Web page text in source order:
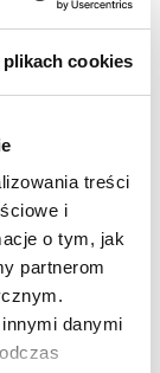
plikach cookies
treści
i
o tym, jak
partnerom
danymi
reklamowa
Łukowa 300 x
z wydrukiem
1 381,30